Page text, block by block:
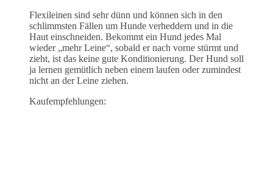
Flexileinen sind sehr dünn und können sich in den
schlimmsten Fällen um Hunde verheddern und in die
Haut einschneiden. Bekommt ein Hund jedes Mal
wieder „mehr Leine“, sobald er nach vorne stürmt und
zieht, ist das keine gute Konditionierung. Der Hund soll
ja lernen gemütlich neben einem laufen oder zumindest
nicht an der Leine ziehen.
Kaufempfehlungen: